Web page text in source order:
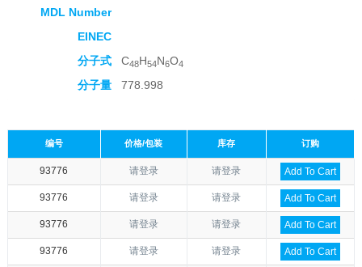
MDL Number
EINEC
分子式
C48H54N6O4
分子量 778.998
编号 价格/包装 库存 订购
93776 请登录 请登录 Add To Cart
93776 请登录 请登录 Add To Cart
93776 请登录 请登录 Add To Cart
93776 请登录 请登录 Add To Cart